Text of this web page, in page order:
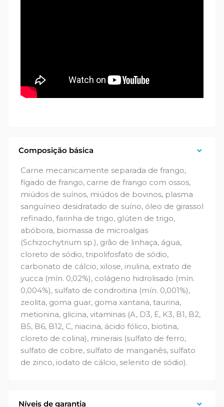
Composição básica
Carne mecanicamente separada de frango,
fígado de frango, carne de frango com ossos,
miúdos de suínos, miúdos de bovinos, plasma
sanguíneo desidratado de suíno, óleo de girassol
refinado, farinha de trigo, glúten de trigo,
abóbora, biomassa de microalgas
(Schizochytrium sp.), grão de linhaça, água,
cloreto de sódio, tripolifosfato de sódio,
carbonato de cálcio, xilose, inulina, extrato de
yucca (mín. 0,02%), colágeno hidrolisado (mín.
0,004%), sulfato de condroitina (mín. 0,001%),
zeolita, goma guar, goma xantana, taurina,
metionina, glicina, vitaminas (A, D3, E, K3, B1, B2,
B5, B6, B12, C, niacina, ácido fólico, biotina,
cloreto de colina), minerais (sulfato de ferro,
sulfato de cobre, sulfato de manganês, sulfato
de zinco, iodato de cálcio, selenito de sódio).
Níveis de garantia